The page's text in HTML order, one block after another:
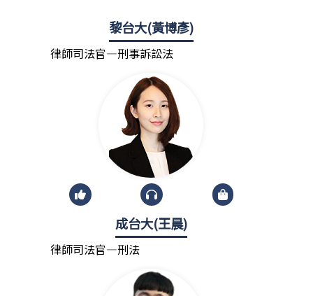
黎台大(黃博彥)
律師司法官—刑事訴訟法
成台大(王晨)
律師司法官—刑法